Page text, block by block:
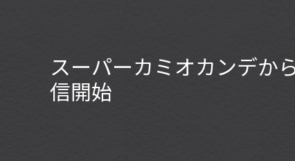
スーパーカミオカンデか
信開始